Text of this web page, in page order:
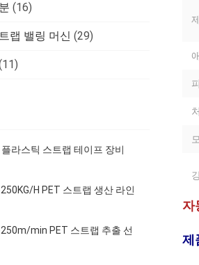
(16)
랩 밸링 머신 (29)
플라스틱 스트랩 테이프 장비
H PET 스트랩 생산 라인
min PET 스트랩 추출 선
자
제